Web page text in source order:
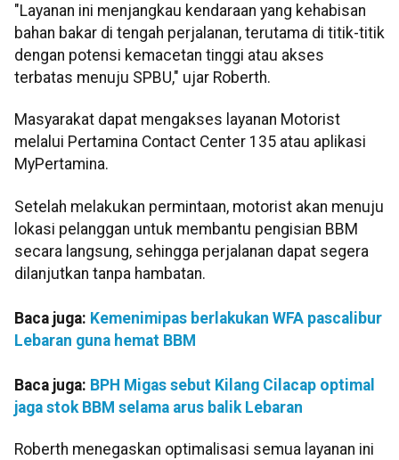
"Layanan ini menjangkau kendaraan yang kehabisan
bahan bakar di tengah perjalanan, terutama di titik-titik
dengan potensi kemacetan tinggi atau akses
terbatas menuju SPBU," ujar Roberth.
Masyarakat dapat mengakses layanan Motorist
melalui Pertamina Contact Center 135 atau aplikasi
MyPertamina.
Setelah melakukan permintaan, motorist akan menuju
lokasi pelanggan untuk membantu pengisian BBM
secara langsung, sehingga perjalanan dapat segera
dilanjutkan tanpa hambatan.
Baca juga: Kemenimipas berlakukan WFA pascalibur
Lebaran guna hemat BBM
Baca juga: BPH Migas sebut Kilang Cilacap optimal
jaga stok BBM selama arus balik Lebaran
Roberth menegaskan optimalisasi semua layanan ini